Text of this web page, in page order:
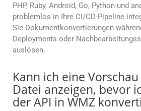
PHP, Ruby, Android, Go, Python und
problemlos in Ihre CI/CD-Pipeline
Sie Dokumentkonvertierungen
Deployments oder
auslösen.
Kann ich eine
Datei anzeigen, bevor
der API in WMZ